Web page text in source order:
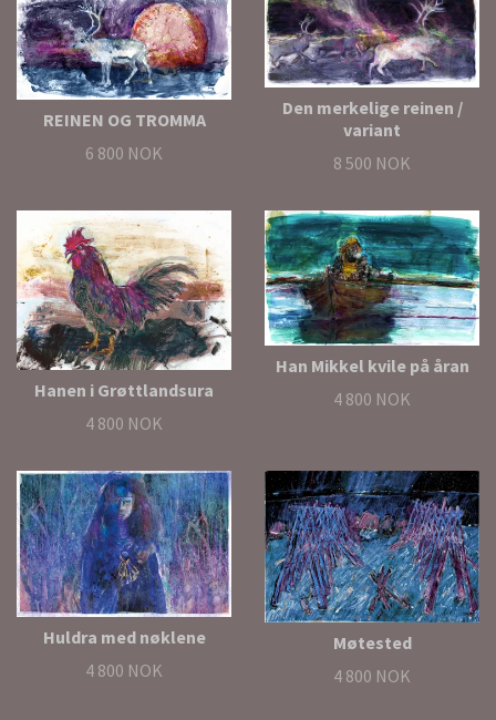
REINEN OG TROMMA
6 800 NOK
Den merkelige reinen /
variant
8 500 NOK
Hanen i Grøttlandsura
4 800 NOK
Han Mikkel kvile på åran
4 800 NOK
Huldra med nøklene
4 800 NOK
Møtested
4 800 NOK